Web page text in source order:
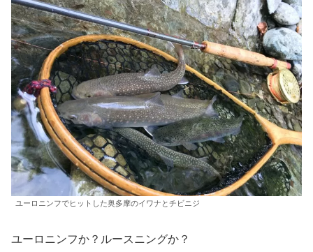
ユーロニンフでヒットした奥多摩のイワナとチビニジ
ユーロニンフか？ルースニングか？